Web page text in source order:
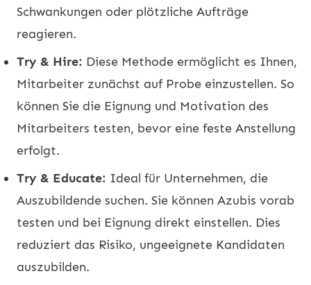
Schwankungen oder plötzliche Aufträge
reagieren.
Try & Hire: Diese Methode ermöglicht es Ihnen,
Mitarbeiter zunächst auf Probe einzustellen. So
können Sie die Eignung und Motivation des
Mitarbeiters testen, bevor eine feste Anstellung
erfolgt.
Try & Educate: Ideal für Unternehmen, die
Auszubildende suchen. Sie können Azubis vorab
testen und bei Eignung direkt einstellen. Dies
reduziert das Risiko, ungeeignete Kandidaten
auszubilden.